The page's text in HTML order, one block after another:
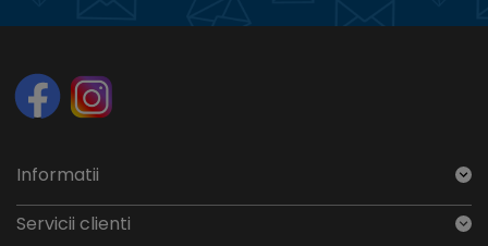
Informatii
Servicii clienti